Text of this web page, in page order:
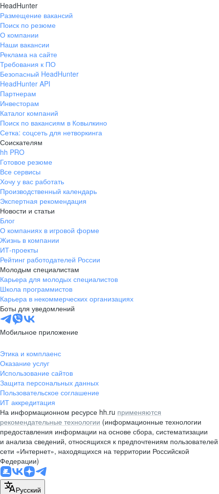
HeadHunter
Размещение вакансий
Поиск по резюме
О компании
Наши вакансии
Реклама на сайте
Требования к ПО
Безопасный HeadHunter
HeadHunter API
Партнерам
Инвесторам
Каталог компаний
Поиск по вакансиям в Ковылкино
Сетка: соцсеть для нетворкинга
Соискателям
hh PRO
Готовое резюме
Все сервисы
Хочу у вас работать
Производственный календарь
Экспертная рекомендация
Новости и статьи
Блог
О компаниях в игровой форме
Жизнь в компании
ИТ-проекты
Рейтинг работодателей России
Молодым специалистам
Карьера для молодых специалистов
Школа программистов
Карьера в некоммерческих организациях
Боты для уведомлений
Мобильное приложение
Этика и комплаенс
Оказание услуг
Использование сайтов
Защита персональных данных
Пользовательское соглашение
ИТ аккредитация
На информационном ресурсе hh.ru применяются
рекомендательные технологии (информационные технологии
предоставления информации на основе сбора, систематизации
и анализа сведений, относящихся к предпочтениям пользователей
сети «Интернет», находящихся на территории Российской
Федерации)
Русский